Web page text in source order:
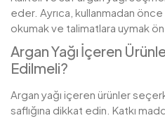
eder. Ayrıca, kullanmadan
okumak ve talimatlara uymak
Argan Yağı İçeren
Edilmeli?
Argan yağı içeren ürünler
saflığına dikkat edin. Katkı